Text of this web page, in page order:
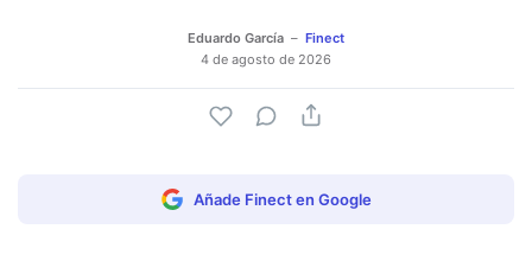
Eduardo García
Finect
4 de agosto de 2026
Añade Finect en Google